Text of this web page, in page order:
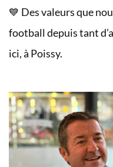
💙 Des valeurs que
football depuis tant
ici, à Poissy.